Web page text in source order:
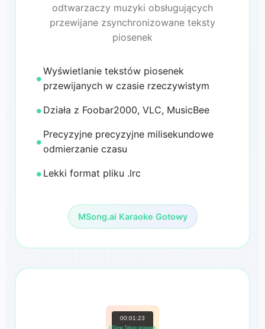
odtwarzaczy muzyki obsługujących
przewijane zsynchronizowane teksty
piosenek
Wyświetlanie tekstów piosenek
przewijanych w czasie rzeczywistym
Działa z Foobar2000, VLC, MusicBee
Precyzyjne precyzyjne milisekundowe
odmierzanie czasu
Lekki format pliku .lrc
MSong.ai Karaoke Gotowy
00:01:23
MSong Teksty piosenek